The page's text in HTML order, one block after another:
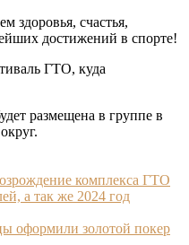
здоровья, счастья,
достижений в спорте!
ГТО, куда
размещена в группе в
комплекса ГТО
а так же 2024 год
оформили золотой покер